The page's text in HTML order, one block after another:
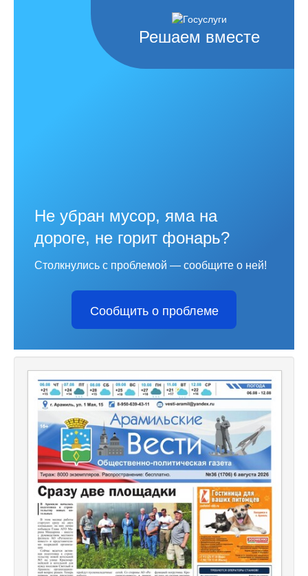
Решаем вместе
Не убран мусор, яма на
дороге, не горит фонарь?
Столкнулись с проблемой — сообщите о ней!
Сообщить о проблеме